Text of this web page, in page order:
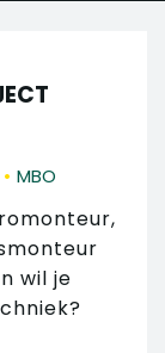
• MBO
wil je